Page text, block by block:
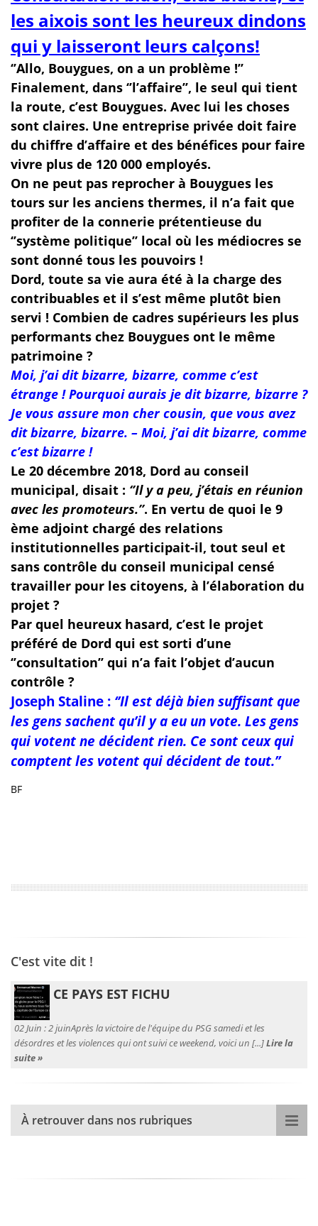
les aixois sont les heureux dindons
qui y laisseront leurs calçons!
‘’Allo, Bouygues, on a un problème !’’
Finalement, dans ‘’l’affaire’’, le seul qui tient
la route, c’est Bouygues. Avec lui les choses
sont claires. Une entreprise privée doit faire
du chiffre d’affaire et des bénéfices pour faire
vivre plus de 120 000 employés.
On ne peut pas reprocher à Bouygues les
tours sur les anciens thermes, il n’a fait que
profiter de la connerie prétentieuse du
‘’système politique’’ local où les médiocres se
sont donné tous les pouvoirs !
Dord, toute sa vie aura été à la charge des
contribuables et il s’est même plutôt bien
servi ! Combien de cadres supérieurs les plus
performants chez Bouygues ont le même
patrimoine ?
Moi, j’ai dit bizarre, bizarre, comme c’est
étrange ! Pourquoi aurais je dit bizarre, bizarre ?
Je vous assure mon cher cousin, que vous avez
dit bizarre, bizarre. – Moi, j’ai dit bizarre, comme
c’est bizarre !
Le 20 décembre 2018, Dord au conseil
municipal, disait : ‘’Il y a peu, j’étais en réunion
avec les promoteurs.’’. En vertu de quoi le 9
ème adjoint chargé des relations
institutionnelles participait-il, tout seul et
sans contrôle du conseil municipal censé
travailler pour les citoyens, à l’élaboration du
projet ?
Par quel heureux hasard, c’est le projet
préféré de Dord qui est sorti d’une
‘’consultation’’ qui n’a fait l’objet d’aucun
contrôle ?
Joseph Staline : ‘’Il est déjà bien suffisant que
les gens sachent qu’il y a eu un vote. Les gens
qui votent ne décident rien. Ce sont ceux qui
comptent les votent qui décident de tout.’’
BF
C'est vite dit !
CE PAYS EST FICHU
02 Juin :2 juinAprès la victoire de l'équipe du PSG samedi et les
désordres et les violences qui ont suivi ce weekend, voici un [...]Lire la
suite »
À retrouver dans nos rubriques